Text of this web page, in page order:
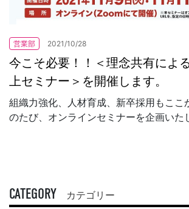
営業部 2021/10/28
今こそ必要！！＜理念共有によ
上セミナー＞を開催します。
組織力強化、人材育成、新卒採用もここ
のたび、オンラインセミナーを企画いた
CATEGORY カテゴリー